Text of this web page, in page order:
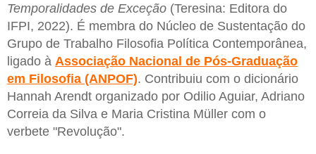
Temporalidades de Exceção (Teresina: Editora do
IFPI, 2022). É membra do Núcleo de Sustentação do
Grupo de Trabalho Filosofia Política Contemporânea,
ligado à Associação Nacional de Pós-Graduação
em Filosofia (ANPOF). Contribuiu com o dicionário
Hannah Arendt organizado por Odilio Aguiar, Adriano
Correia da Silva e Maria Cristina Müller com o
verbete "Revolução".